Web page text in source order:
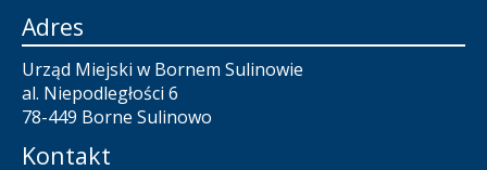
Adres
Urząd Miejski w Bornem Sulinowie
al. Niepodległości 6
78-449 Borne Sulinowo
Kontakt